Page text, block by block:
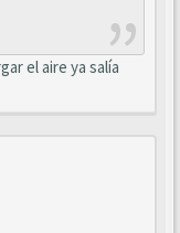
el aire ya salía